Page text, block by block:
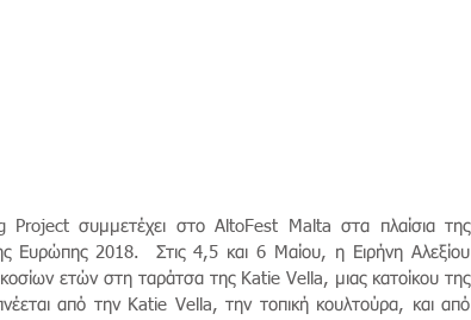
συμμετέχει στο AltoFest Malta στα πλαίσια της
Ευρώπης 2018.  Στις 4,5 και 6 Μαίου, η Ειρήνη Αλεξίου
ετών στη ταράτσα της Katie Vella, μιας κατοίκου της
από την Katie Vella, την τοπική κουλτούρα, και από